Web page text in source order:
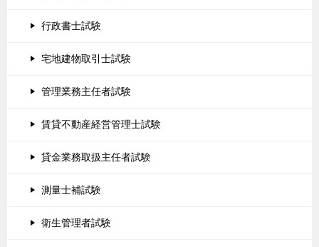
行政書士試験
宅地建物取引士試験
管理業務主任者試験
賃貸不動産経営管理士試験
貸金業務取扱主任者試験
測量士補試験
衛生管理者試験